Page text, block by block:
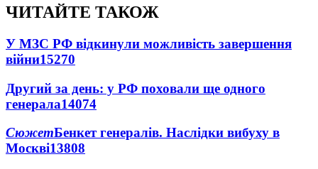
ЧИТАЙТЕ ТАКОЖ
У МЗС РФ відкинули можливість завершення
війни15270
Другий за день: у РФ поховали ще одного
генерала14074
СюжетБенкет генералів. Наслідки вибуху в
Москві13808